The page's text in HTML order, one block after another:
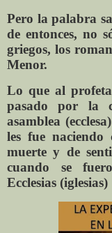
Pero la palabra
de entonces, no
griegos, los
Menor.
Lo que al
pasado por la
asamblea
les fue naciendo
muerte y de
cuando se
Ecclesias (iglesias)